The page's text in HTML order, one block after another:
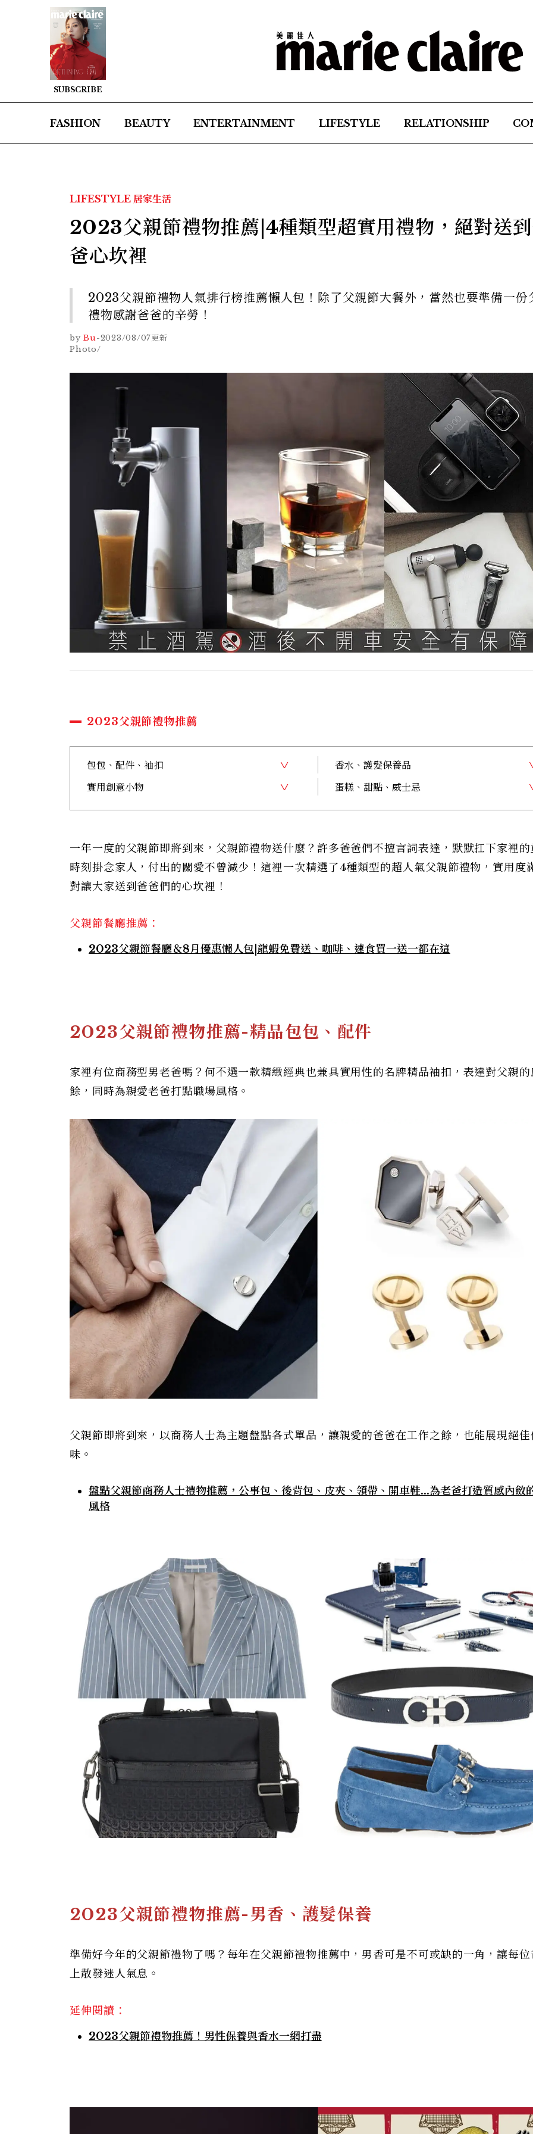
SUBSCRIBE
FASHION BEAUTY ENTERTAINMENT LIFESTYLE RELATIONSHIP
LIFESTYLE 居家生活
2023父親節禮物推薦|4種類型超實用禮物，絕對送
爸心坎裡
2023父親節禮物人氣排行榜推薦懶人包！除了父親節大餐外，當然也要準備一份
禮物感謝爸爸的辛勞！
by Bu-2023/08/07更新
Photo/
2023父親節禮物推薦
包包、配件、袖扣
香水、護髮保養品
實用創意小物
蛋糕、甜點、威士忌
一年一度的父親節即將到來，父親節禮物送什麼？許多爸爸們不擅言詞表達，默默扛下家裡
時刻掛念家人，付出的關愛不曾減少！這裡一次精選了4種類型的超人氣父親節禮物，實用度
對讓大家送到爸爸們的心坎裡！
父親節餐廳推薦：
2023父親節餐廳＆8月優惠懶人包|龍蝦免費送、咖啡、速食買一送一都在這
2023父親節禮物推薦-精品包包、配件
家裡有位商務型男老爸嗎？何不選一款精緻經典也兼具實用性的名牌精品袖扣，表達對父親
餘，同時為親愛老爸打點職場風格。
父親節即將到來，以商務人士為主題盤點各式單品，讓親愛的爸爸在工作之餘，也能展現絕
味。
盤點父親節商務人士禮物推薦，公事包、後背包、皮夾、領帶、開車鞋...為老爸打造質感內斂
風格
2023父親節禮物推薦-男香、護髮保養
準備好今年的父親節禮物了嗎？每年在父親節禮物推薦中，男香可是不可或缺的一角，讓每
上散發迷人氣息。
延伸閱讀：
2023父親節禮物推薦！男性保養與香水一網打盡